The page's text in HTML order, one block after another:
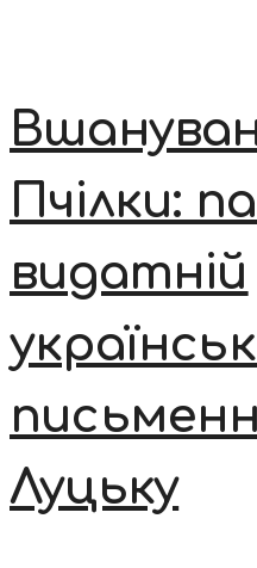
Пчілки:
видатній
Луцьку